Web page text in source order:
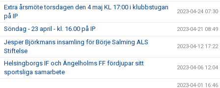
Extra årsmöte torsdagen den 4 maj KL 17:00 i klubbstugan
på IP
2023-04-24 07:30
Söndag - 23 april - kl. 16.00 på IP 2023-04-21 08:49
Jesper Björkmans insamling för Börje Salming ALS
Stiftelse
2023-04-12 17:22
Helsingborgs IF och Ängelholms FF fördjupar sitt
sportsliga samarbete
2023-04-06 12:04
2023-04-01 16:46